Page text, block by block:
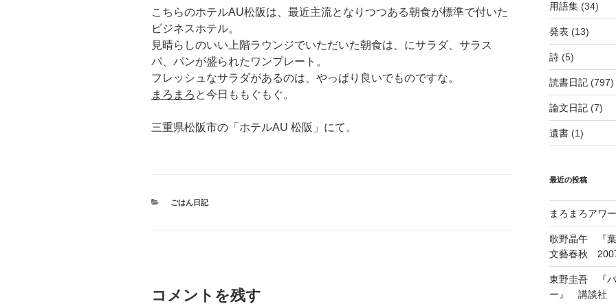
こちらのホテルAU松阪は、最近主流となりつつある朝食が標準で付いた
ビジネスホテル。
見晴らしのいい上階ラウンジでいただいた朝食は、にサラダ、サラス
パ、パンが盛られたワンプレート。
フレッシュなサラダがあるのは、やっぱり良いでものですな。
まろまろ と今日ももぐもぐ。
三重県松阪市の「ホテルAU 松阪」にて。
カ
ごはん日記
コメントを残す
用語集(34)
発表 (13)
詩(5)
読書日記(797)
論文日記(7)
遺書(1)
最近の投稿
まろまろアワ
歌野晶午 『
文藝春秋
東野圭吾 『パ
ー』 講談社